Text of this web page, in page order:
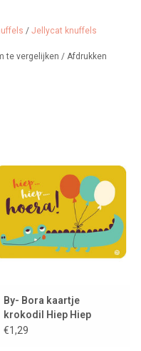
niet alleen met zo'n
Bunnies.
/ Jellycat knuffels
te vergelijken / Afdrukken
By- Bora kaartje
krokodil Hiep Hiep
Hoera
€1,29